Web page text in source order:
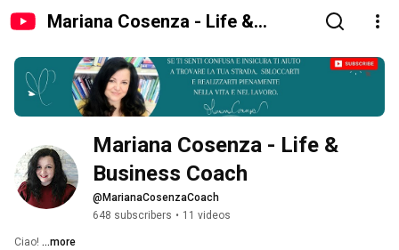
Mariana Cosenza - Life &
Mariana Cosenza - Life &
Business Coach
@MarianaCosenzaCoach
648 subscribers • 11 videos
Ciao! ...more